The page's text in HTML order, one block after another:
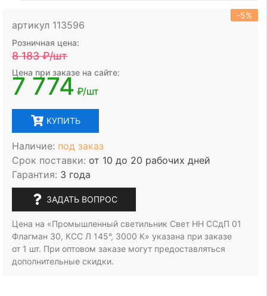
артикул 113596
-5%
Розничная цена:
8 183₽/шт
Цена при заказе на сайте:
7 774 ₽/шт
КУПИТЬ
Наличие: под заказ
Срок поставки: от 10 до 20 рабочих дней
Гарантия: 3 года
ЗАДАТЬ ВОПРОС
Цена на «Промышленный светильник Свет НН ССдП 01
Флагман 30, КСС Л 145°, 3000 К» указана при заказе
от 1 шт. При оптовом заказе могут предоставляться
дополнительные скидки.